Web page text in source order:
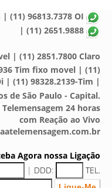
| (11) 96813.7378 OI
| (11) 2651.9888
| (11) 2851.7800 Claro
Tim fixo movel | (11)
| (11) 98328.2139-Tim |
de São Paulo - Capital.
24 horas
com Reação ao Vivo
Agora nossa Ligação
| DDD: TEL.